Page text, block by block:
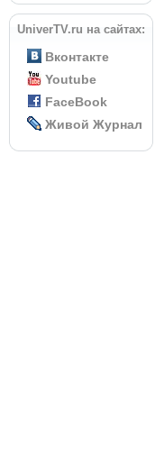
UniverTV.ru на сайтах:
Вконтакте
Youtube
FaceBook
Живой Журнал